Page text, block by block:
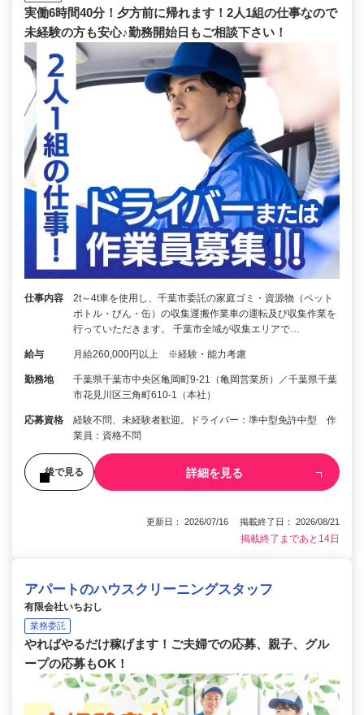
実働6時間40分！夕方前に帰れます！2人1組の仕事なので
未経験の方も安心♪勤務開始日もご相談下さい！
仕事内容
2t～4t車を使用し、千葉市委託の家庭ゴミ・資源物（ペット
ボトル・びん・缶）の収集運搬作業車の運転及び収集作業を
行っていただきます。 千葉市全域が収集エリアで…
給与 月給260,000円以上 ※経験・能力考慮
勤務地
千葉県千葉市中央区亀岡町9-21（亀岡営業所）／千葉県千葉
市花見川区三角町610-1（本社）
応募資格
経験不問、未経験者歓迎。ドライバー：準中型免許中型 作
業員：資格不問
後で見る 詳細を見る
更新日： 2026/07/16 掲載終了日： 2026/08/21
掲載終了まであと14日
アパートのハウスクリーニングスタッフ
有限会社いちおし
業務委託
やればやるだけ稼げます！ご夫婦での応募、親子、グル
ープの応募もOK！